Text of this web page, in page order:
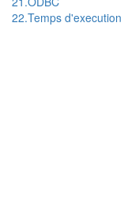
22.Temps d'execution